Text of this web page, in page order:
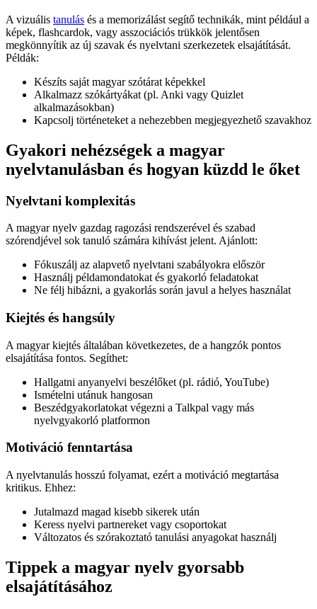
A vizuális tanulás és a memorizálást segítő technikák, mint például a
képek, flashcardok, vagy asszociációs trükkök jelentősen
megkönnyítik az új szavak és nyelvtani szerkezetek elsajátítását.
Példák:
Készíts saját magyar szótárat képekkel
Alkalmazz szókártyákat (pl. Anki vagy Quizlet
alkalmazásokban)
Kapcsolj történeteket a nehezebben megjegyezhető szavakhoz
Gyakori nehézségek a magyar
nyelvtanulásban és hogyan küzdd le őket
Nyelvtani komplexitás
A magyar nyelv gazdag ragozási rendszerével és szabad
szórendjével sok tanuló számára kihívást jelent. Ajánlott:
Fókuszálj az alapvető nyelvtani szabályokra először
Használj példamondatokat és gyakorló feladatokat
Ne félj hibázni, a gyakorlás során javul a helyes használat
Kiejtés és hangsúly
A magyar kiejtés általában következetes, de a hangzók pontos
elsajátítása fontos. Segíthet:
Hallgatni anyanyelvi beszélőket (pl. rádió, YouTube)
Ismételni utánuk hangosan
Beszédgyakorlatokat végezni a Talkpal vagy más
nyelvgyakorló platformon
Motiváció fenntartása
A nyelvtanulás hosszú folyamat, ezért a motiváció megtartása
kritikus. Ehhez:
Jutalmazd magad kisebb sikerek után
Keress nyelvi partnereket vagy csoportokat
Változatos és szórakoztató tanulási anyagokat használj
Tippek a magyar nyelv gyorsabb
elsajátításához